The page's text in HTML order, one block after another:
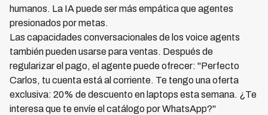
humanos. La IA puede ser más empática que agentes
presionados por metas.
Las capacidades conversacionales de los voice agents
también pueden usarse para ventas. Después de
regularizar el pago, el agente puede ofrecer: "Perfecto
Carlos, tu cuenta está al corriente. Te tengo una oferta
exclusiva: 20% de descuento en laptops esta semana. ¿Te
interesa que te envíe el catálogo por WhatsApp?"